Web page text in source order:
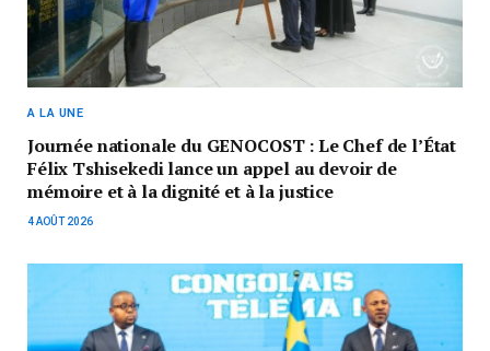
A LA UNE
Journée nationale du GENOCOST : Le Chef de l’État
Félix Tshisekedi lance un appel au devoir de
mémoire et à la dignité et à la justice
4 AOÛT 2026